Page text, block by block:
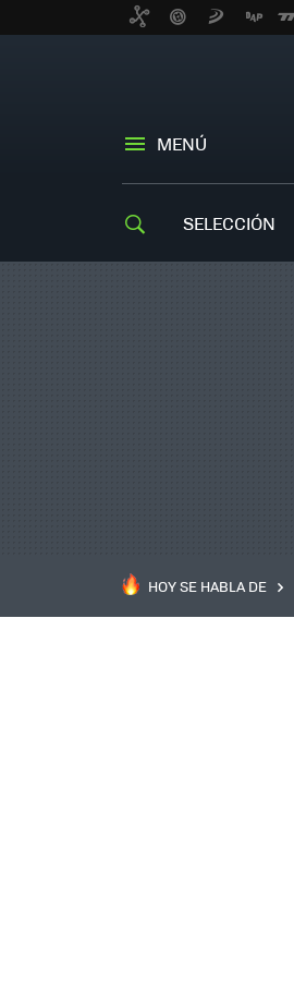
MENÚ
SELECCIÓN
HOY SE HABLA DE